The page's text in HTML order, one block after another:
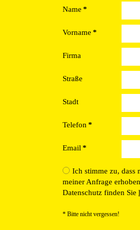
Name *
Vorname *
Firma
Straße
Stadt
Telefon *
Email *
Ich stimme zu, dass
meiner Anfrage
Datenschutz finden Sie
* Bitte nicht vergessen!